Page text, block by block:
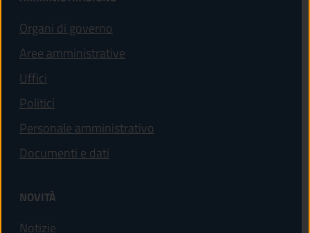
Organi di governo
Aree amministrative
Uffici
Politici
Personale amministrativo
Documenti e dati
NOVITÀ
Notizie